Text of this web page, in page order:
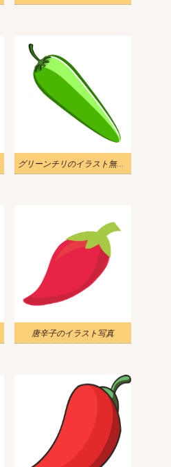
グリーンチリのイラスト無料 2
唐辛子のイラスト写真